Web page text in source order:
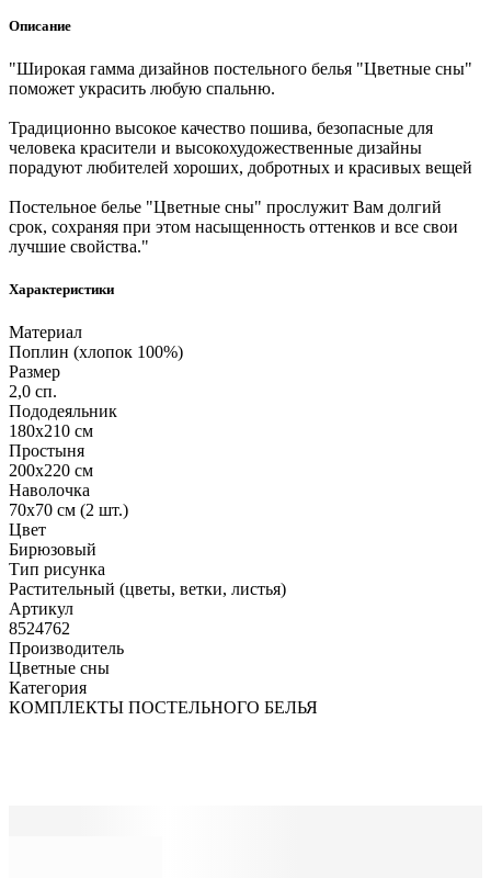
Описание
"Широкая гамма дизайнов постельного белья "Цветные сны"
поможет украсить любую спальню.
Традиционно высокое качество пошива, безопасные для
человека красители и высокохудожественные дизайны
порадуют любителей хороших, добротных и красивых вещей
Постельное белье "Цветные сны" прослужит Вам долгий
срок, сохраняя при этом насыщенность оттенков и все свои
лучшие свойства."
Характеристики
Материал
Поплин (хлопок 100%)
Размер
2,0 сп.
Пододеяльник
180х210 см
Простыня
200х220 см
Наволочка
70х70 см (2 шт.)
Цвет
Бирюзовый
Тип рисунка
Растительный (цветы, ветки, листья)
Артикул
8524762
Производитель
Цветные сны
Категория
КОМПЛЕКТЫ ПОСТЕЛЬНОГО БЕЛЬЯ